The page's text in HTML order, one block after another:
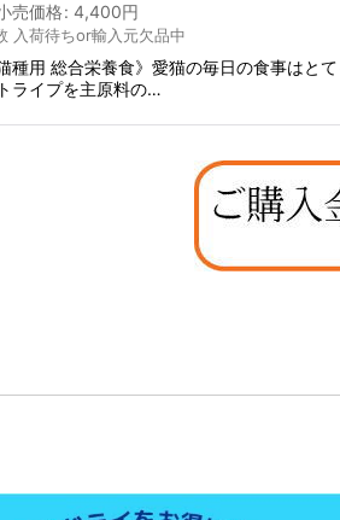
売価格: 4,400円
入荷待ちor輸入元欠品中
猫種用 総合栄養食》愛猫の毎日の食事はと
ライプを主原料の…